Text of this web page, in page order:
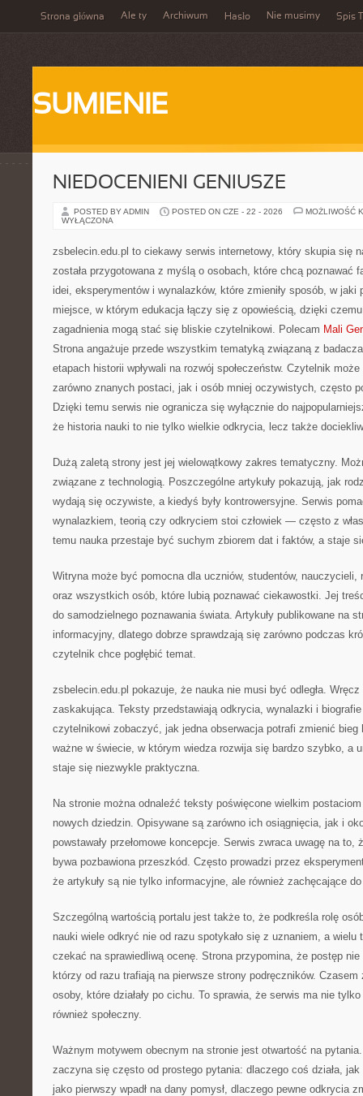
Strona główna Ale ty Archiwum Hasło Nie musimy Spis
SUMIENIE
NIEDOCENIENI GENIUSZE
POSTED BY ADMIN POSTED ON CZE - 22 - 2026
MOŻLIWOŚĆ
WYŁĄCZONA
zsbelecin.edu.pl to ciekawy serwis internetowy, który skupia się
została przygotowana z myślą o osobach, które chcą poznawać
idei, eksperymentów i wynalazków, które zmieniły sposób, w jaki
miejsce, w którym edukacja łączy się z opowieścią, dzięki
zagadnienia mogą stać się bliskie czytelnikowi. Polecam Mali
Strona angażuje przede wszystkim tematyką związaną z
etapach historii wpływali na rozwój społeczeństw. Czytelnik
zarówno znanych postaci, jak i osób mniej oczywistych, często
Dzięki temu serwis nie ogranicza się wyłącznie do
że historia nauki to nie tylko wielkie odkrycia, lecz także
Dużą zaletą strony jest jej wielowątkowy zakres tematyczny.
związane z technologią. Poszczególne artykuły pokazują, jak
wydają się oczywiste, a kiedyś były kontrowersyjne. Serwis
wynalazkiem, teorią czy odkryciem stoi człowiek — często z
temu nauka przestaje być suchym zbiorem dat i faktów, a staje
Witryna może być pomocna dla uczniów, studentów, nauczycieli,
oraz wszystkich osób, które lubią poznawać ciekawostki. Jej
do samodzielnego poznawania świata. Artykuły publikowane na
informacyjny, dlatego dobrze sprawdzają się zarówno podczas
czytelnik chce pogłębić temat.
zsbelecin.edu.pl pokazuje, że nauka nie musi być odległa.
zaskakująca. Teksty przedstawiają odkrycia, wynalazki i
czytelnikowi zobaczyć, jak jedna obserwacja potrafi zmienić bieg
ważne w świecie, w którym wiedza rozwija się bardzo szybko, a
staje się niezwykle praktyczna.
Na stronie można odnaleźć teksty poświęcone wielkim
nowych dziedzin. Opisywane są zarówno ich osiągnięcia, jak i
powstawały przełomowe koncepcje. Serwis zwraca uwagę na to,
bywa pozbawiona przeszkód. Często prowadzi przez
że artykuły są nie tylko informacyjne, ale również zachęcające
Szczególną wartością portalu jest także to, że podkreśla rolę
nauki wiele odkryć nie od razu spotykało się z uznaniem, a wielu
czekać na sprawiedliwą ocenę. Strona przypomina, że postęp
którzy od razu trafiają na pierwsze strony podręczników.
osoby, które działały po cichu. To sprawia, że serwis ma nie
również społeczny.
Ważnym motywem obecnym na stronie jest otwartość na
zaczyna się często od prostego pytania: dlaczego coś działa, jak
jako pierwszy wpadł na dany pomysł, dlaczego pewne odkrycia